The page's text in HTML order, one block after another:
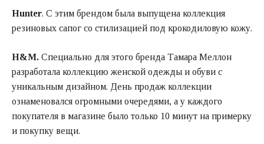
Hunter. С этим брендом была выпущена коллекция
резиновых сапог со стилизацией под крокодиловую кожу.
H&M. Специально для этого бренда Тамара Меллон
разработала коллекцию женской одежды и обуви с
уникальным дизайном. День продаж коллекции
ознаменовался огромными очередями, а у каждого
покупателя в магазине было только 10 минут на примерку
и покупку вещи.